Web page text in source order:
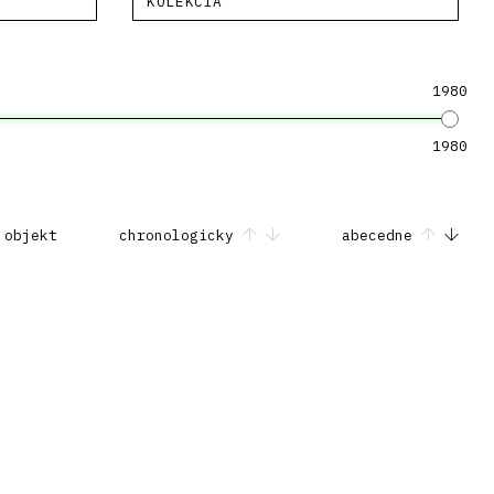
1980
1980
objekt chronologicky abecedne